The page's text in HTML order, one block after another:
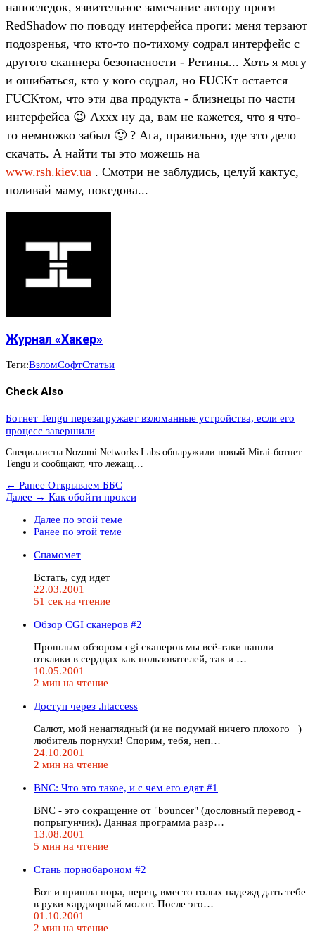
напоследок, язвительное замечание автору проги
RedShadow по поводу интерфейса проги: меня терзают
подозренья, что кто-то по-тихому содрал интерфейс с
другого сканнера безопасности - Ретины... Хоть я могу
и ошибаться, кто у кого содрал, но FUCKт остается
FUCKтом, что эти два продукта - близнецы по части
интерфейса 😉 Аххх ну да, вам не кажется, что я что-
то немножко забыл 🙂 ? Ага, правильно, где это дело
скачать. А найти ты это можешь на
www.rsh.kiev.ua . Смотри не заблудись, целуй кактус,
поливай маму, покедова...
Журнал «Хакер»
Теги:ВзломСофтСтатьи
Check Also
Ботнет Tengu перезагружает взломанные устройства, если его
процесс завершили
Специалисты Nozomi Networks Labs обнаружили новый Mirai-ботнет
Tengu и сообщают, что лежащ…
← Ранее Открываем ББС
Далее → Как обойти прокси
Далее по этой теме
Ранее по этой теме
Спамомет
Встать, суд идет
22.03.2001
51 сек на чтение
Обзор CGI сканеров #2
Прошлым обзором cgi сканеров мы всё-таки нашли
отклики в сердцах как пользователей, так и …
10.05.2001
2 мин на чтение
Доступ через .htaccess
Салют, мой ненаглядный (и не подумай ничего плохого =)
любитель порнухи! Спорим, тебя, неп…
24.10.2001
2 мин на чтение
BNC: Что это такое, и с чем его едят #1
BNC - это сокращение от "bouncer" (дословный перевод -
попрыгунчик). Данная программа разр…
13.08.2001
5 мин на чтение
Стань порнобароном #2
Вот и пришла пора, перец, вместо голых надежд дать тебе
в руки хардкорный молот. После это…
01.10.2001
2 мин на чтение